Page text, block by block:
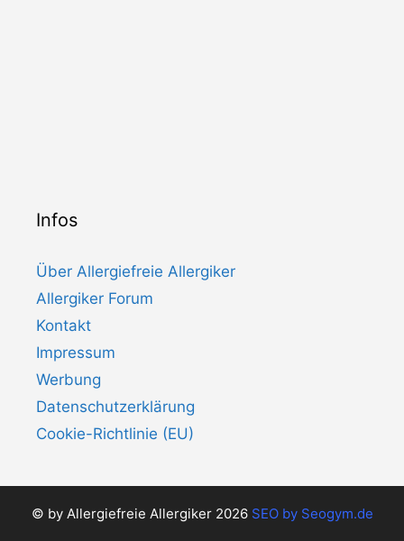
Infos
Über Allergiefreie Allergiker
Allergiker Forum
Kontakt
Impressum
Werbung
Datenschutzerklärung
Cookie-Richtlinie (EU)
© by Allergiefreie Allergiker 2026 SEO by Seogym.de